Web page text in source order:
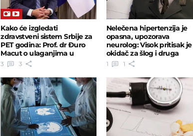
Kako će izgledati
zdravstveni sistem Srbije za
PET godina: Prof. dr Đuro
Macut o ulaganjima u
zdravstvu
3 3
Nelečena hipertenzija je
opasna, upozorava
neurolog: Visok pritisak je
okidač za šlog i druga
opasna stanja
1 1